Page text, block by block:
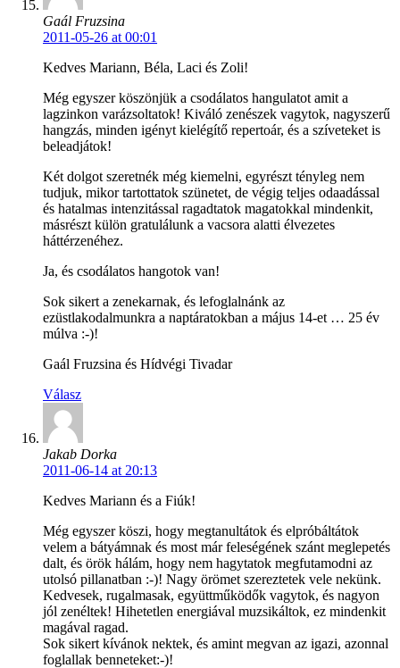
Gaál Fruzsina
2011-05-26 at 00:01
Kedves Mariann, Béla, Laci és Zoli!
Még egyszer köszönjük a csodálatos hangulatot amit a
lagzinkon varázsoltatok! Kiváló zenészek vagytok, nagyszerű
hangzás, minden igényt kielégítő repertoár, és a szíveteket is
beleadjátok!
Két dolgot szeretnék még kiemelni, egyrészt tényleg nem
tudjuk, mikor tartottatok szünetet, de végig teljes odaadással
és hatalmas intenzitással ragadtatok magatokkal mindenkit,
másrészt külön gratulálunk a vacsora alatti élvezetes
háttérzenéhez.
Ja, és csodálatos hangotok van!
Sok sikert a zenekarnak, és lefoglalnánk az
ezüstlakodalmunkra a naptáratokban a május 14-et … 25 év
múlva :-)!
Gaál Fruzsina és Hídvégi Tivadar
Válasz
Jakab Dorka
2011-06-14 at 20:13
Kedves Mariann és a Fiúk!
Még egyszer köszi, hogy megtanultátok és elpróbáltátok
velem a bátyámnak és most már feleségének szánt meglepetés
dalt, és örök hálám, hogy nem hagytatok megfutamodni az
utolsó pillanatban :-)! Nagy örömet szereztetek vele nekünk.
Kedvesek, rugalmasak, együttműködők vagytok, és nagyon
jól zenéltek! Hihetetlen energiával muzsikáltok, ez mindenkit
magával ragad.
Sok sikert kívánok nektek, és amint megvan az igazi, azonnal
foglallak benneteket:-)!